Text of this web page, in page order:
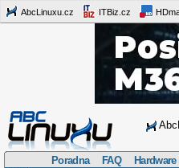
AbcLinuxu.cz ITBiz.cz
Poradna FAQ Hardware